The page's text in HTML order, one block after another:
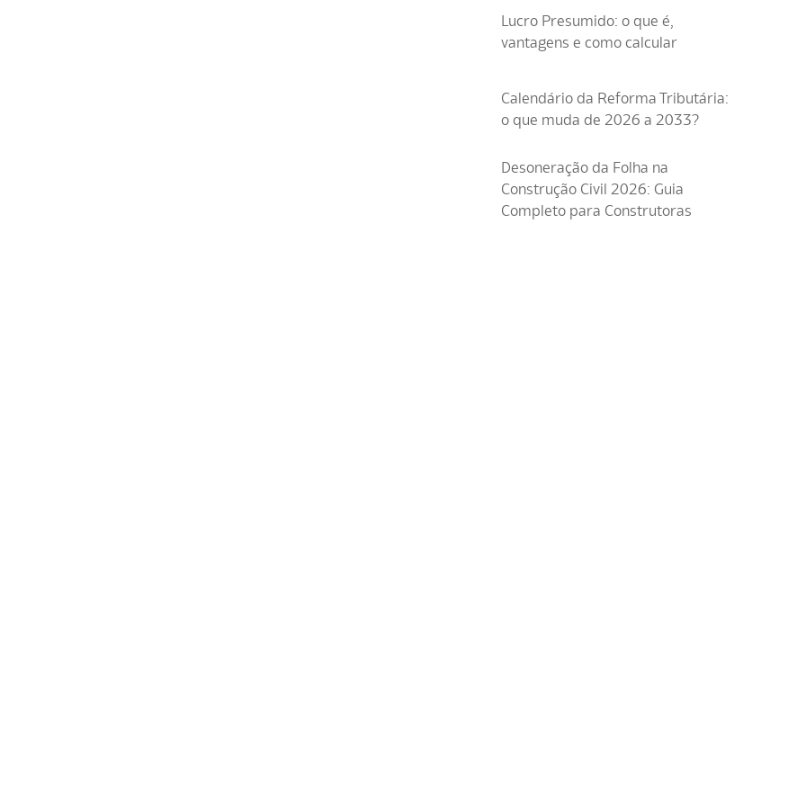
Lucro Presumido: o que é,
vantagens e como calcular
Calendário da Reforma Tributária:
o que muda de 2026 a 2033?
Desoneração da Folha na
Construção Civil 2026: Guia
Completo para Construtoras